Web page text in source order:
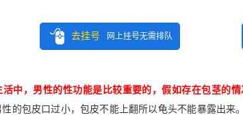
去挂号 网上挂号无需排队
活中，男性的性功能是比较重要的，假如存在包茎的情
的包皮口过小，包皮不能上翻所以龟头不能暴露出